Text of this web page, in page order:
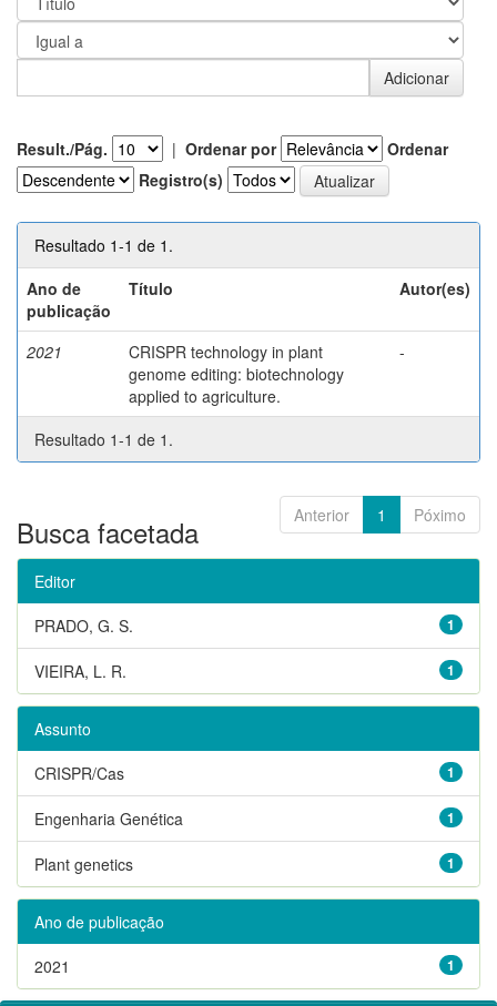
Result./Pág. | Ordenar por
Ordenar
Registro(s)
Resultado 1-1 de 1.
Ano de
publicação
Título Autor(es)
2021
CRISPR technology in plant
genome editing: biotechnology
applied to agriculture.
-
Resultado 1-1 de 1.
Anterior 1 Póximo
Busca facetada
Editor
1
PRADO, G. S.
1
VIEIRA, L. R.
Assunto
1
CRISPR/Cas
1
Engenharia Genética
1
Plant genetics
Ano de publicação
1
2021